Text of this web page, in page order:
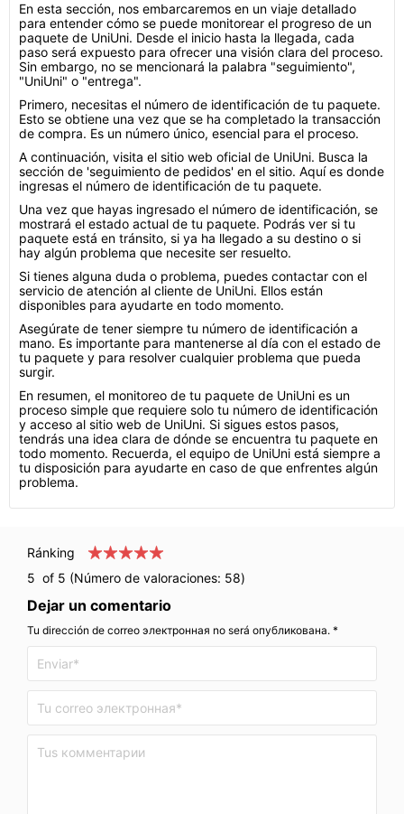
En esta sección, nos embarcaremos en un viaje detallado
para entender cómo se puede monitorear el progreso de un
paquete de UniUni. Desde el inicio hasta la llegada, cada
paso será expuesto para ofrecer una visión clara del proceso.
Sin embargo, no se mencionará la palabra "seguimiento",
"UniUni" o "entrega".
Primero, necesitas el número de identificación de tu paquete.
Esto se obtiene una vez que se ha completado la transacción
de compra. Es un número único, esencial para el proceso.
A continuación, visita el sitio web oficial de UniUni. Busca la
sección de 'seguimiento de pedidos' en el sitio. Aquí es donde
ingresas el número de identificación de tu paquete.
Una vez que hayas ingresado el número de identificación, se
mostrará el estado actual de tu paquete. Podrás ver si tu
paquete está en tránsito, si ya ha llegado a su destino o si
hay algún problema que necesite ser resuelto.
Si tienes alguna duda o problema, puedes contactar con el
servicio de atención al cliente de UniUni. Ellos están
disponibles para ayudarte en todo momento.
Asegúrate de tener siempre tu número de identificación a
mano. Es importante para mantenerse al día con el estado de
tu paquete y para resolver cualquier problema que pueda
surgir.
En resumen, el monitoreo de tu paquete de UniUni es un
proceso simple que requiere solo tu número de identificación
y acceso al sitio web de UniUni. Si sigues estos pasos,
tendrás una idea clara de dónde se encuentra tu paquete en
todo momento. Recuerda, el equipo de UniUni está siempre a
tu disposición para ayudarte en caso de que enfrentes algún
problema.
Ránking
5 of 5 (Número de valoraciones: 58)
Dejar un comentario
Tu dirección de correo электронная no será опубликована. *